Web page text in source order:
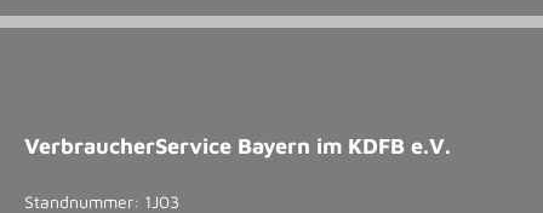
VerbraucherService Bayern im KDFB e.V.
Standnummer: 1J03